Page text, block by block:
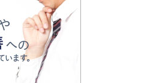
めたらもっと伸びる」
わった“人を育てるコ
Book Bang
気シリーズ最新作どち
直木賞受賞作もランク
Book Bang